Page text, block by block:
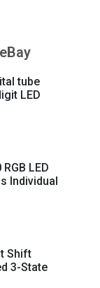
tube
LED
LED
Individual
Shift
3-State